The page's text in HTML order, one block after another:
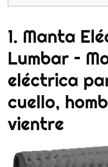
1. Manta
Lumbar –
eléctrica
cuello,
vientre